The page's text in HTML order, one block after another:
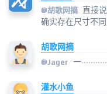
@胡歌网摘 直接
确实存在尺寸不
胡歌网摘
@Jager 一
灌水小鱼